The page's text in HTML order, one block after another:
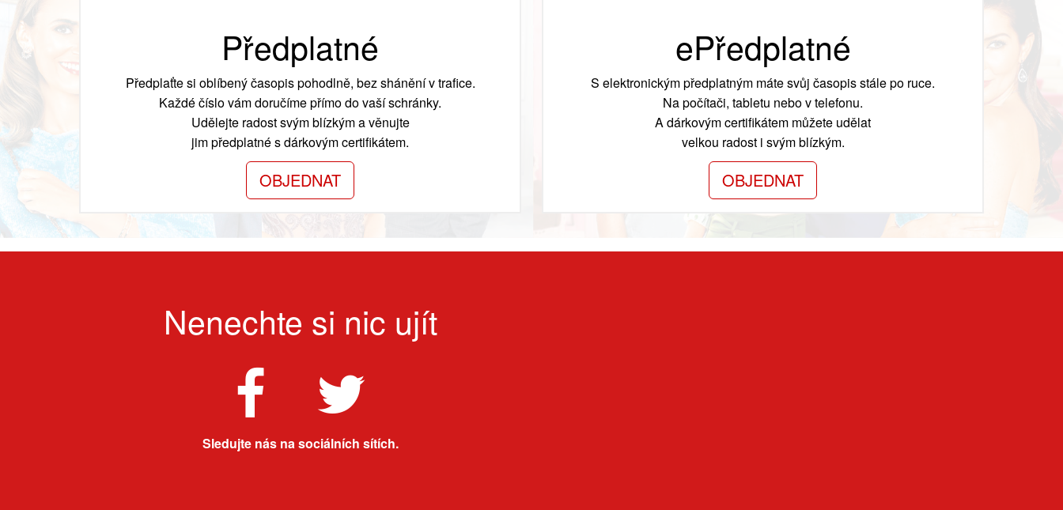
Předplatné
Předplaťte si oblíbený časopis pohodlně, bez shánění v trafice.
Každé číslo vám doručíme přímo do vaší schránky.
Udělejte radost svým blízkým a věnujte
jim předplatné s dárkovým certifikátem.
OBJEDNAT
ePředplatné
S elektronickým předplatným máte svůj časopis stále po ruce.
Na počítači, tabletu nebo v telefonu.
A dárkovým certifikátem můžete udělat
velkou radost i svým blízkým.
OBJEDNAT
Nenechte si nic ujít
Sledujte nás na sociálních sítích.